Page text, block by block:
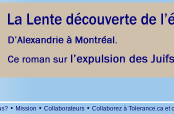
• Mission • Collaborateurs • Collaborez à Tolerance.ca et